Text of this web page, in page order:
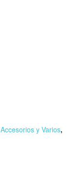
Accesorios y Varios,